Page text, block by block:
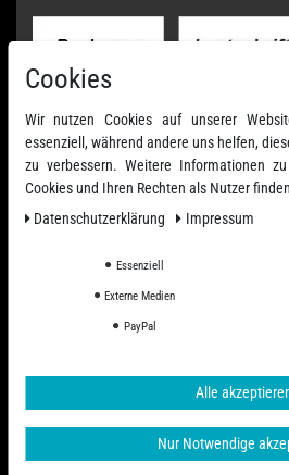
Cookies
Wir nutzen Cookies auf unserer
essenziell, während andere uns helfen,
zu verbessern. Weitere Informationen
Cookies und Ihren Rechten als Nutzer
Daten­schutz­erklärung
Impressum
Essenziell
Externe Medien
PayPal
Alle
Nur Notwendige